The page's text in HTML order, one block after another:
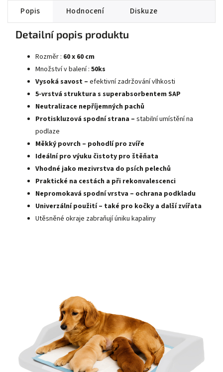
Popis Hodnocení Diskuze
Detailní popis produktu
Rozměr : 60 x 60 cm
Množství v balení : 50ks
Vysoká savost – efektivní zadržování vlhkosti
5-vrstvá struktura s superabsorbentem SAP
Neutralizace nepříjemných pachů
Protiskluzová spodní strana – stabilní umístění na
podlaze
Měkký povrch – pohodlí pro zvíře
Ideální pro výuku čistoty pro štěňata
Vhodné jako mezivrstva do psích pelechů
Praktické na cestách a při rekonvalescenci
Nepromokavá spodní vrstva – ochrana podkladu
Univerzální použití – také pro kočky a další zvířata
Utěsněné okraje zabraňují úniku kapaliny